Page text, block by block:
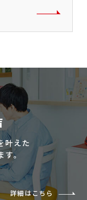
叶えた
。
詳細はこちら